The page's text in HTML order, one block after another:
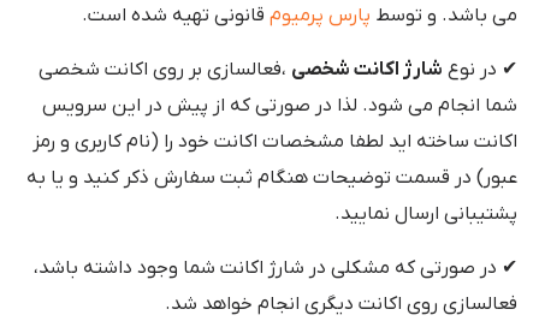
می باشد. و توسط پارس پرمیومقانونی تهیه شده است.
✔ در نوع شارژ اکانت شخصی ،فعالسازی بر روی اکانت شخصی
شما انجام می شود. لذا در صورتی که از پیش در این سرویس
اکانت ساخته اید لطفا مشخصات اکانت خود را (نام کاربری و رمز
عبور) در قسمت توضیحات هنگام ثبت سفارش ذکر کنید و یا به
پشتیبانی ارسال نمایید.
✔ در صورتی که مشکلی در شارژ اکانت شما وجود داشته باشد،
فعالسازی روی اکانت دیگری انجام خواهد شد.